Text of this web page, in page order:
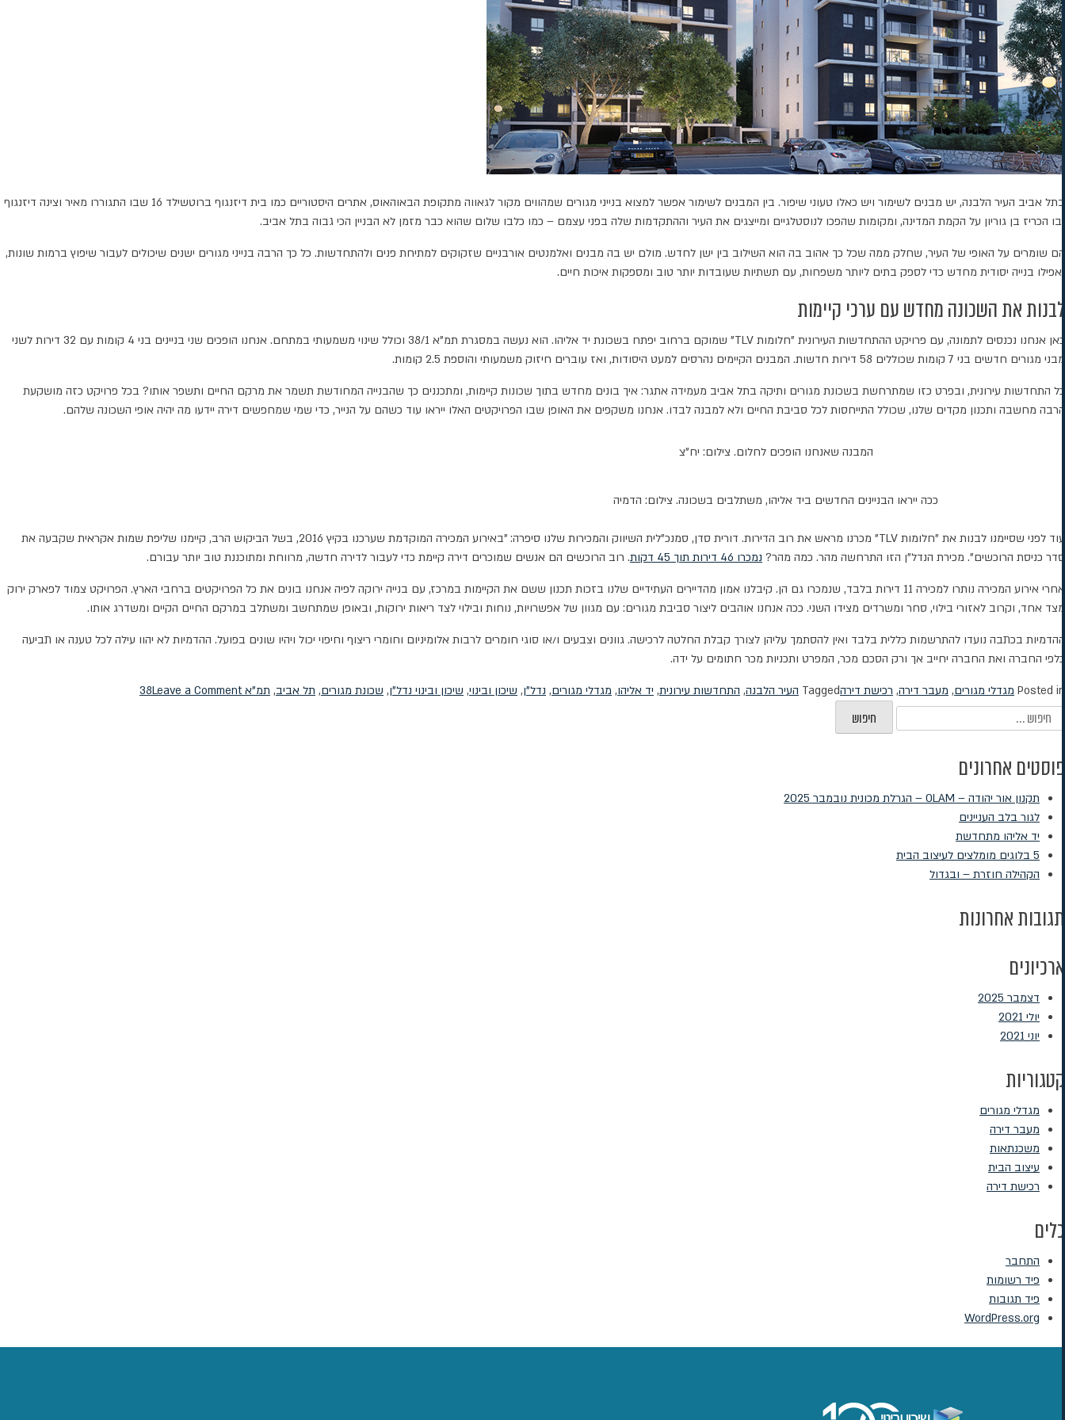
בתל אביב העיר הלבנה, יש מבנים לשימור ויש כאלו טעוני שיפור. בין המבנים לשימור אפשר למצוא בנייני מגורים שמהווים מקור לגאווה מתקופת הבאוהאוס, אתרים היסטוריים כמו בית דיזנגוף ברוטשילד 16 שבו התגוררו מאיר וצינה דיזנגוף
ובו הכריז בן גוריון על הקמת המדינה, ומקומות שהפכו לנוסטלגיים ומייצגים את העיר וההתקדמות שלה בפני עצמם – כמו כלבו שלום שהוא כבר מזמן לא הבניין הכי גבוה בתל אביב.
הם שומרים על האופי של העיר, שחלק ממה שכל כך אהוב בה הוא השילוב בין ישן לחדש. מולם יש בה מבנים ואלמנטים אורבניים שזקוקים למתיחת פנים ולהתחדשות. כל כך הרבה בנייני מגורים ישנים שיכולים לעבור שיפוץ ברמות שונות,
ואפילו בנייה יסודית מחדש כדי לספק בתים ליותר משפחות, עם תשתיות שעובדות יותר טוב ומספקות איכות חיים.
לבנות את השכונה מחדש עם ערכי קיימות
כאן אנחנו נכנסים לתמונה, עם פרויקט ההתחדשות העירונית "חלומות TLV" שמוקם ברחוב יפתח בשכונת יד אליהו. הוא נעשה במסגרת תמ"א 38/1 וכולל שינוי משמעותי במתחם. אנחנו הופכים שני בניינים בני 4 קומות עם 32 דירות לשני
מבני מגורים חדשים בני 7 קומות שכוללים 58 דירות חדשות. המבנים הקיימים נהרסים למעט היסודות, ואז עוברים חיזוק משמעותי והוספת 2.5 קומות.
כל התחדשות עירונית, ובפרט כזו שמתרחשת בשכונת מגורים ותיקה בתל אביב מעמידה אתגר: איך בונים מחדש בתוך שכונות קיימות, ומתכננים כך שהבנייה המחודשת תשמר את מרקם החיים ותשפר אותו? בכל פרויקט כזה מושקעת
הרבה מחשבה ותכנון מקדים שלנו, שכולל התייחסות לכל סביבת החיים ולא למבנה לבדו. אנחנו משקפים את האופן שבו הפרויקטים האלו ייראו עוד כשהם על הנייר, כדי שמי שמחפשים דירה יידעו מה יהיה אופי השכונה שלהם.
המבנה שאנחנו הופכים לחלום. צילום: יח"צ
ככה ייראו הבניינים החדשים ביד אליהו, משתלבים בשכונה. צילום: הדמיה
עוד לפני שסיימנו לבנות את "חלומות TLV" מכרנו מראש את רוב הדירות. דורית סדן, סמנכ"לית השיווק והמכירות שלנו סיפרה: "באירוע המכירה המוקדמת שערכנו בקיץ 2016, בשל הביקוש הרב, קיימנו שליפת שמות אקראית שקבעה את
סדר כניסת הרוכשים". מכירת הנדל"ן הזו התרחשה מהר. כמה מהר? נמכרו 46 דירות תוך 45 דקות . רוב הרוכשים הם אנשים שמוכרים דירה קיימת כדי לעבור לדירה חדשה, מרווחת ומתוכננת טוב יותר עבורם.
אחרי אירוע המכירה נותרו למכירה 11 דירות בלבד, שנמכרו גם הן. קיבלנו אמון מהדיירים העתידיים שלנו בזכות תכנון ששם את הקיימות במרכז, עם בנייה ירוקה לפיה אנחנו בונים את כל הפרויקטים ברחבי הארץ. הפרויקט צמוד לפארק ירוק
מצד אחד, וקרוב לאזורי בילוי, סחר ומשרדים מצידו השני. ככה אנחנו אוהבים ליצור סביבת מגורים: עם מגוון של אפשרויות, נוחות ובילוי לצד ריאות ירוקות, ובאופן שמתחשב ומשתלב במרקם החיים הקיים ומשדרג אותו.
ההדמיות בכתבה נועדו להתרשמות כללית בלבד ואין להסתמך עליהן לצורך קבלת החלטה לרכישה. גוונים וצבעים ו/או סוגי חומרים לרבות אלומיניום וחומרי ריצוף וחיפוי יכול ויהיו שונים בפועל. ההדמיות לא יהוו עילה לכל טענה או תביעה
כלפי החברה ואת החברה יחייב אך ורק הסכם מכר, המפרט ותכניות מכר חתומים על ידה.
Posted in מגדלי מגורים, מעבר דירה, רכישת דירהTagged העיר הלבנה, התחדשות עירונית, יד אליהו, מגדלי מגורים, נדל"ן, שיכון ובינוי, שיכון ובינוי נדל"ן, שכונת מגורים, תל אביב, תמ"א 38Leave a Comment
on
חיפוש:
פוסטים אחרונים
תקנון אור יהודה – OLAM – הגרלת מכונית נובמבר 2025
לגור בלב העניינים
יד אליהו מתחדשת
5 בלוגים מומלצים לעיצוב הבית
הקהילה חוזרת – ובגדול
תגובות אחרונות
ארכיונים
דצמבר 2025
יולי 2021
יוני 2021
קטגוריות
מגדלי מגורים
מעבר דירה
משכנתאות
עיצוב הבית
רכישת דירה
כלים
התחבר
פיד רשומות
פיד תגובות
WordPress.org